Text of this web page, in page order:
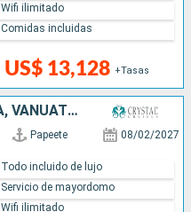
US$ 13,128 +Tasas
Wifi ilimitado
Comidas incluidas
AUSTRALIA, NUEVA ZELANDA, VANUATU, FRANCIA, SAMOA, NUEVA CALEDONIA, ESTADOS UNIDOS, FIDJI (ISLAS)
Papeete 08/02/2027
Todo incluido de lujo
Servicio de mayordomo
Wifi ilimitado